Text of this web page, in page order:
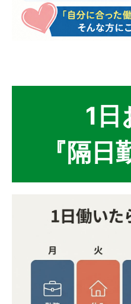
1日
『隔